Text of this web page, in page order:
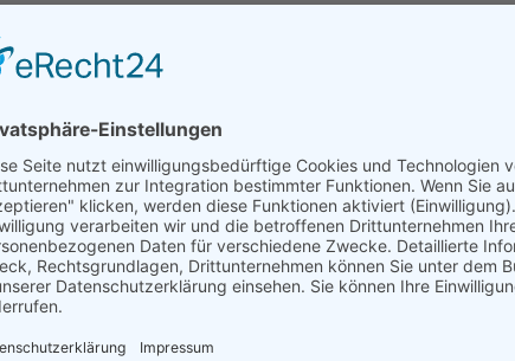
Leider kann das Haus über residenzen.de
angefragt werden.